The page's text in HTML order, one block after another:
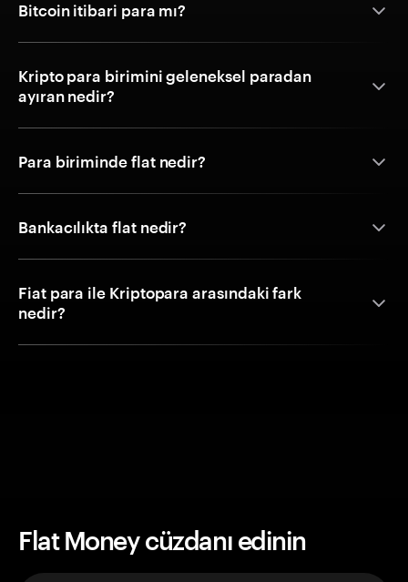
Bitcoin itibari para mı?
Kripto para birimini geleneksel paradan
ayıran nedir?
Para biriminde flat nedir?
Bankacılıkta flat nedir?
Fiat para ile Kriptopara arasındaki fark
nedir?
Flat Money cüzdanı edinin